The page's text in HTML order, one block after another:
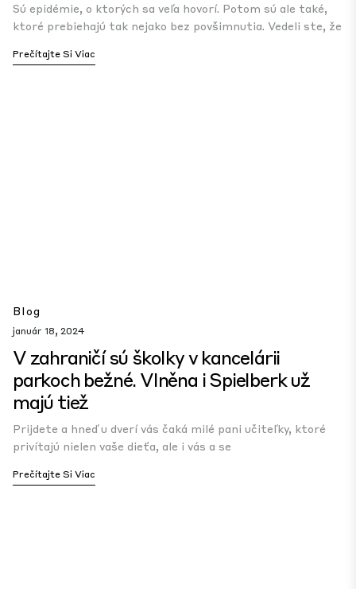
Sú epidémie, o ktorých sa veľa hovorí. Potom sú ale také,
ktoré prebiehajú tak nejako bez povšimnutia. Vedeli ste, že
Prečítajte Si Viac
Blog
január 18, 2024
V zahraničí sú školky v kancelárii
parkoch bežné. Vlněna i Spielberk už
majú tiež
Prijdete a hneď u dverí vás čaká milé pani učiteľky, ktoré
privítajú nielen vaše dieťa, ale i vás a se
Prečítajte Si Viac